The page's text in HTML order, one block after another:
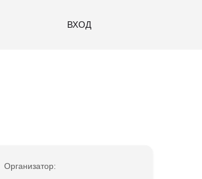
ВХОД
Организатор: